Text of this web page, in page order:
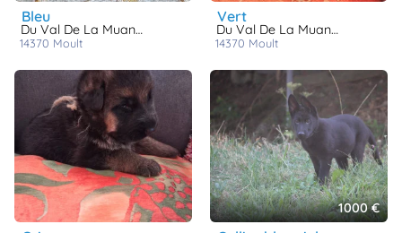
bleu
Du Val De La Muance
14370 moult
vert
Du Val De La Muance
14370 moult
1000 €